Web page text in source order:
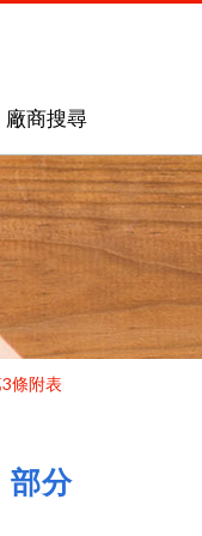
廠商搜尋
條附表
部分